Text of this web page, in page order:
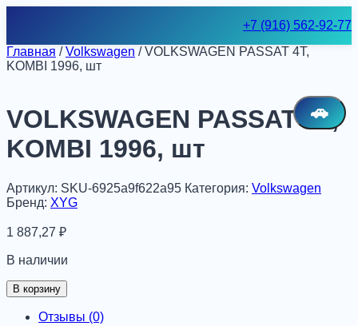
+7 (916) 562-92-77
🚗
Главная /Volkswagen / VOLKSWAGEN PASSAT 4T,
KOMBI 1996, шт
VOLKSWAGEN PASSAT 4T,
KOMBI 1996, шт
Артикул: SKU-6925a9f622a95 Категория: Volkswagen
Бренд: XYG
1 887,27 ₽
В наличии
Количество
товара
VOLKSWAGEN
В корзину
Отзывы (0)